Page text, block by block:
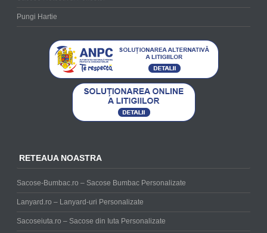
Pungi Hartie
RETEAUA NOASTRA
Sacose-Bumbac.ro – Sacose Bumbac Personalizate
Lanyard.ro – Lanyard-uri Personalizate
Sacoseiuta.ro – Sacose din Iuta Personalizate